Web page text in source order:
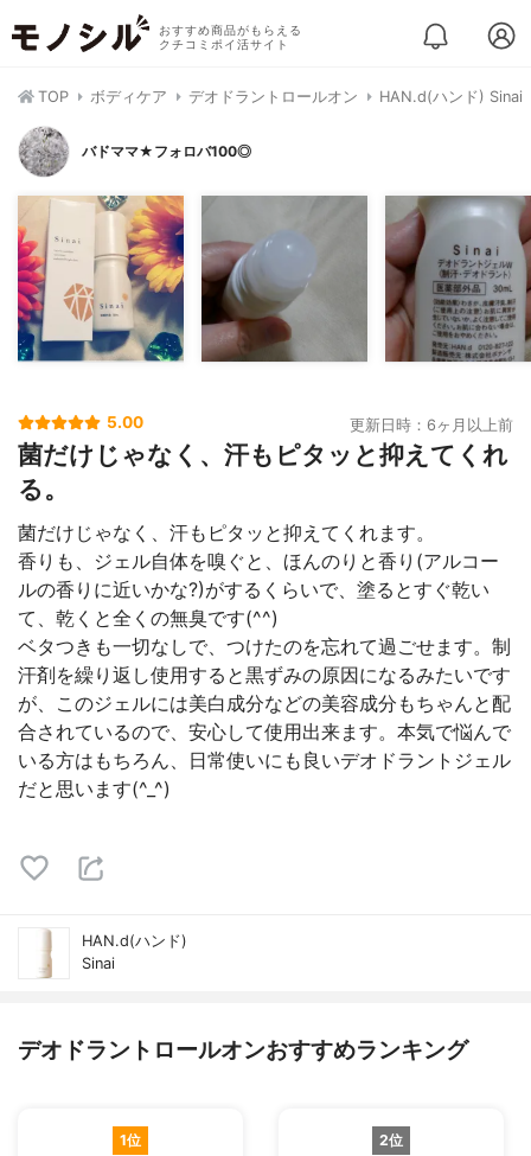
おすすめ商品がもらえる
クチコミポイ活サイト
TOP ボディケア デオドラントロールオン HAN.d(ハンド) Sinai
バドママ★フォロバ100◎
5.00 更新日時：6ヶ月以上前
菌だけじゃなく、汗もピタッと抑えてくれ
る。
菌だけじゃなく、汗もピタッと抑えてくれます。
香りも、ジェル自体を嗅ぐと、ほんのりと香り(アルコー
ルの香りに近いかな?)がするくらいで、塗るとすぐ乾い
て、乾くと全くの無臭です(^^)
ベタつきも一切なしで、つけたのを忘れて過ごせます。制
汗剤を繰り返し使用すると黒ずみの原因になるみたいです
が、このジェルには美白成分などの美容成分もちゃんと配
合されているので、安心して使用出来ます。本気で悩んで
いる方はもちろん、日常使いにも良いデオドラントジェル
だと思います(^_^)
HAN.d(ハンド)
Sinai
デオドラントロールオンおすすめランキング
1位 2位